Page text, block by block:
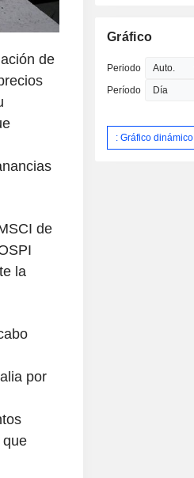
de
de
la
por
Gráfico
Periodo
Período
: Gráfico dinámico